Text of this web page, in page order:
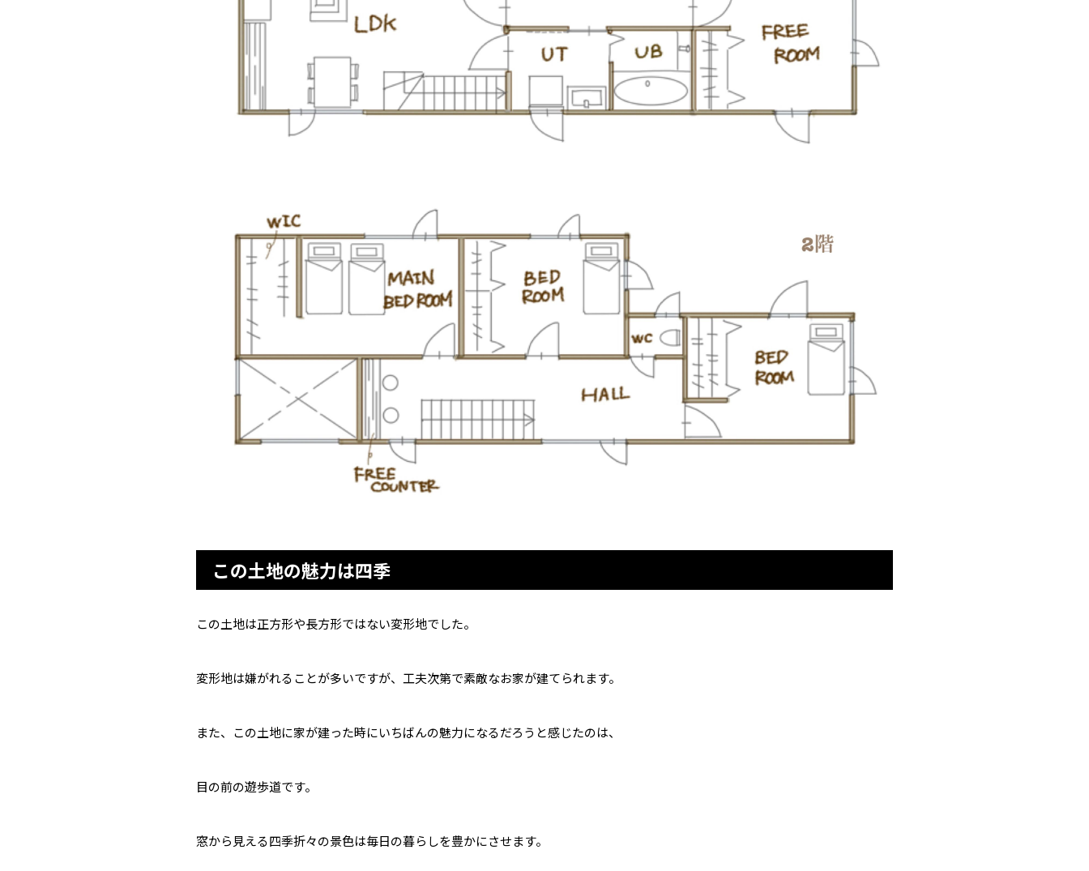
この土地の魅力は四季
この土地は正方形や長方形ではない変形地でした。
変形地は嫌がれることが多いですが、工夫次第で素敵なお家が建てられます。
また、この土地に家が建った時にいちばんの魅力になるだろうと感じたのは、
目の前の遊歩道です。
窓から見える四季折々の景色は毎日の暮らしを豊かにさせます。